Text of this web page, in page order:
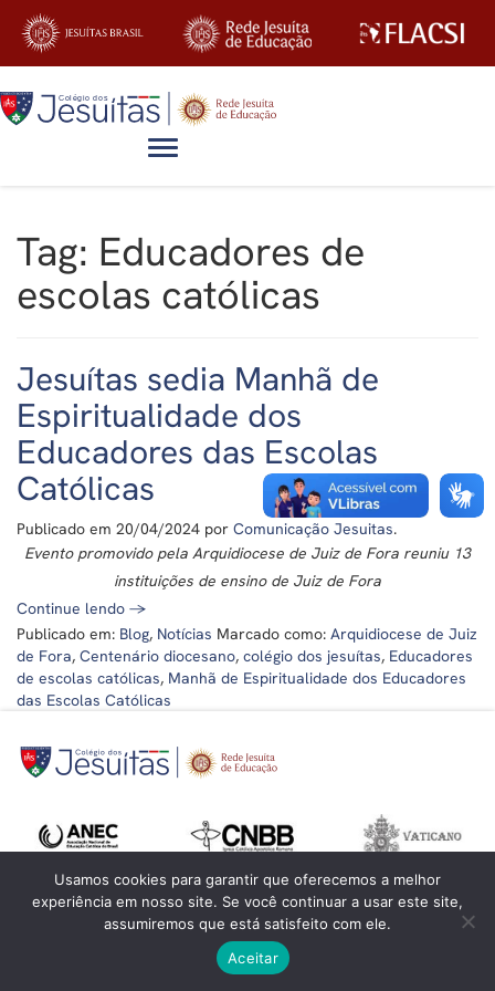
Alternar navegação
Tag: Educadores de
escolas católicas
Jesuítas sedia Manhã de
Espiritualidade dos
Educadores das Escolas
Católicas
Publicado em 20/04/2024 por Comunicação Jesuitas.
Evento promovido pela Arquidiocese de Juiz de Fora reuniu 13
instituições de ensino de Juiz de Fora
Continue lendo →
Publicado em: Blog, Notícias Marcado como: Arquidiocese de Juiz
de Fora, Centenário diocesano, colégio dos jesuítas, Educadores
de escolas católicas, Manhã de Espiritualidade dos Educadores
das Escolas Católicas
- Todos os direitos reservados
Usamos cookies para garantir que oferecemos a melhor
experiência em nosso site. Se você continuar a usar este site,
assumiremos que está satisfeito com ele.
Aceitar